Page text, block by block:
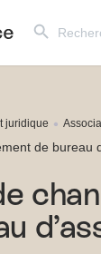
for:
juridique
de bureau